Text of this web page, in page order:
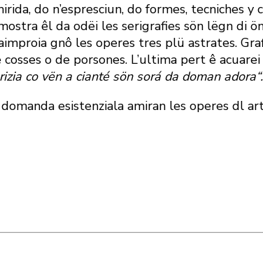
do n’espresciun, do formes, tecniches
êl da odëi les serigrafies sön lëgn di
gnô les operes tres plü astrates.
cosses o de porsones. L’ultima pert ê
co vën a cianté sön sorá da doman adora“.
esistenziala amiran les operes dl